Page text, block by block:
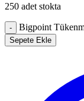
250 adet stokta
- Bigpoint
Sepete Ekle